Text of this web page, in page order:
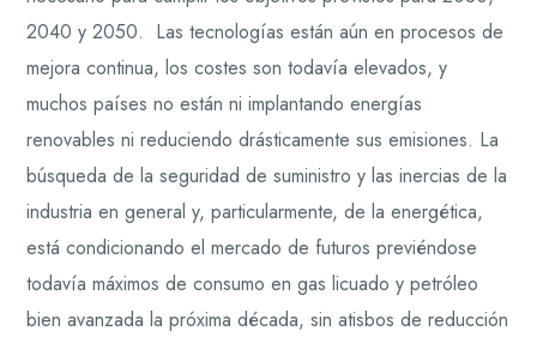
2040 y 2050. Las tecnologías están aún en procesos de
mejora continua, los costes son todavía elevados, y
muchos países no están ni implantando energías
renovables ni reduciendo drásticamente sus emisiones. La
búsqueda de la seguridad de suministro y las inercias de la
industria en general y, particularmente, de la energética,
está condicionando el mercado de futuros previéndose
todavía máximos de consumo en gas licuado y petróleo
bien avanzada la próxima década, sin atisbos de reducción